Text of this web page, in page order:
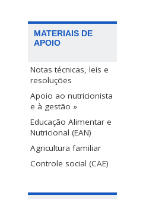
MATERIAIS DE
APOIO
Notas técnicas, leis e
resoluções
Apoio ao nutricionista
e à gestão »
Educação Alimentar e
Nutricional (EAN)
Agricultura familiar
Controle social (CAE)